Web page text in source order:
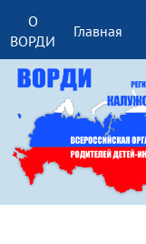
О
ВОРДИ
Главная